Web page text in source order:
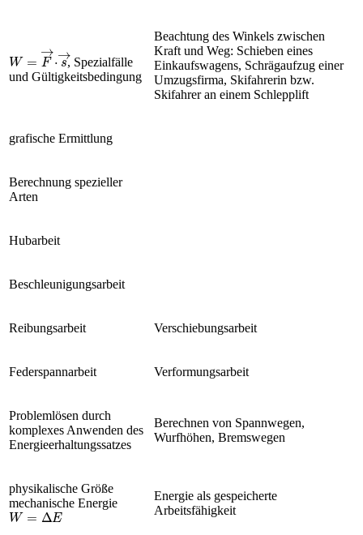
W= →· s→, Spezialfälle
und Gültigkeitsbedingung
Beachtung des Winkels zwischen
Kraft und Weg: Schieben eines
Einkaufswagens, Schrägaufzug einer
Umzugsfirma, Skifahrerin bzw.
Skifahrer an einem Schlepplift
grafische Ermittlung
Berechnung spezieller
Arten
Hubarbeit
Beschleunigungsarbeit
Reibungsarbeit Verschiebungsarbeit
Federspannarbeit Verformungsarbeit
Problemlösen durch
komplexes Anwenden des
Energieerhaltungssatzes
Berechnen von Spannwegen,
Wurfhöhen, Bremswegen
physikalische Größe
mechanische Energie
W=∆E
Energie als gespeicherte
Arbeitsfähigkeit